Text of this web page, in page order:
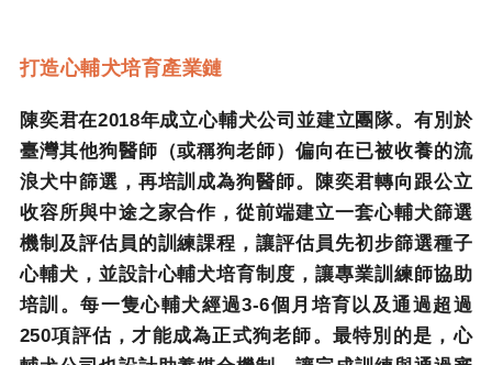
打造心輔犬培育產業鏈
陳奕君在2018年成立心輔犬公司並建立團隊。有別於
臺灣其他狗醫師（或稱狗老師）偏向在已被收養的流
浪犬中篩選，再培訓成為狗醫師。陳奕君轉向跟公立
收容所與中途之家合作，從前端建立一套心輔犬篩選
機制及評估員的訓練課程，讓評估員先初步篩選種子
心輔犬，並設計心輔犬培育制度，讓專業訓練師協助
培訓。每一隻心輔犬經過3-6個月培育以及通過超過
250項評估，才能成為正式狗老師。最特別的是，心